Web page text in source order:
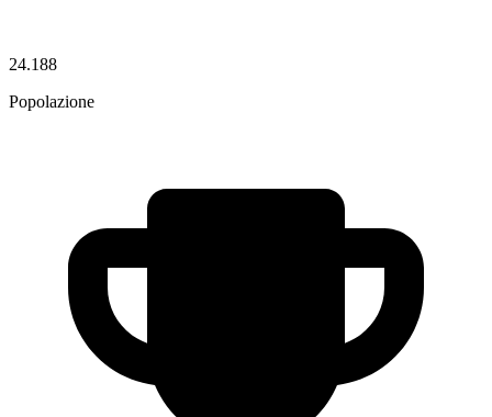
24.188
Popolazione